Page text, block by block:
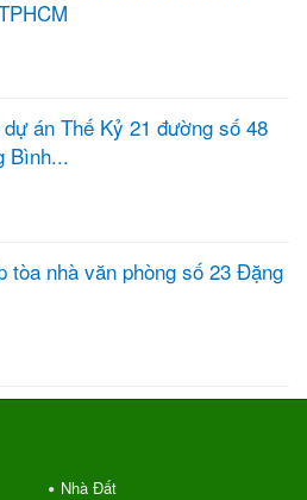
án Thế Kỷ 21 đường số 48
Bình...
tòa nhà văn phòng số 23 Đặng
Nhà Đất